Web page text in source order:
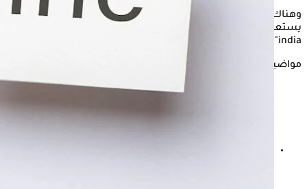
وهناك علامات مفاجئة لنقص الزنك من الضروري الانتباه إليها،
india".
مواضيع ذات صلة